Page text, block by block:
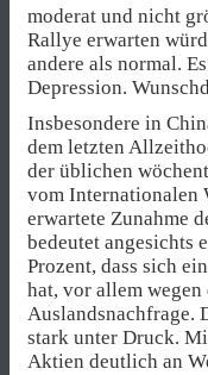
moderat und nicht
Rallye erwarten
andere als normal.
Depression.
Insbesondere in
dem letzten
der üblichen
vom Internationalen
erwartete Zunahme
bedeutet angesichts
Prozent, dass sich
hat, vor allem wegen
Auslandsnachfrage.
stark unter Druck.
Aktien deutlich an